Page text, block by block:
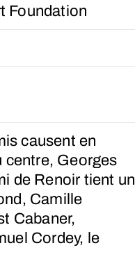
Foundation
causent en
centre, Georges
de Renoir tient un
Camille
Cabaner,
Cordey, le